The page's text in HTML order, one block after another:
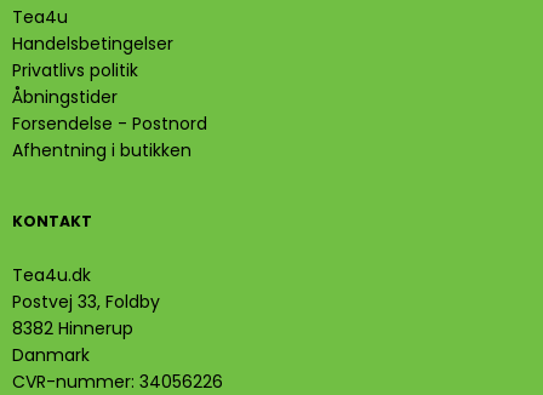
Tea4u
Handelsbetingelser
Privatlivs politik
Åbningstider
Forsendelse - Postnord
Afhentning i butikken
KONTAKT
Tea4u.dk
Postvej 33, Foldby
8382 Hinnerup
Danmark
CVR-nummer: 34056226